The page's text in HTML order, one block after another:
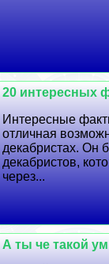
20 интересных
Интересные
отличная
декабристах. Он
декабристов,
через...
А ты че такой